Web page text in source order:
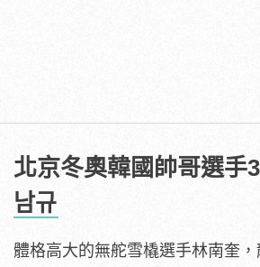
北京冬奧韓國帥哥選手3
남규
體格高大的無舵雪橇選手林南奎，